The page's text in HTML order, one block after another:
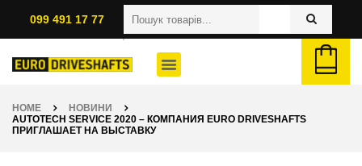
099 491 17 77
HOME
НОВИНИ
AUTOTECH SERVICE 2020 – КОМПАНИЯ EURO DRIVESHAFTS
ПРИГЛАШАЕТ НА ВЫСТАВКУ